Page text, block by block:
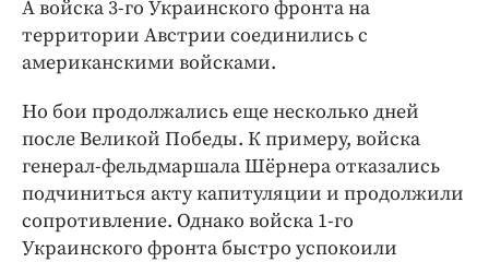
А войска 3-го Украинского фронта на
территории Австрии соединились с
американскими войсками.
Но бои продолжались еще несколько дней
после Великой Победы. К примеру, войска
генерал-фельдмаршала Шёрнера отказались
подчиниться акту капитуляции и продолжили
сопротивление. Однако войска 1-го
Украинского фронта быстро успокоили